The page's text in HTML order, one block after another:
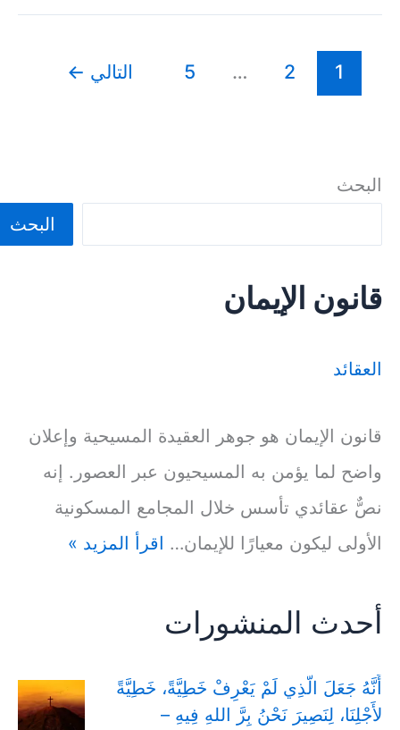
2
…
5 التالي←
البحث
البحث
قانون الإيمان
العقائد
قانون الإيمان هو جوهر العقيدة المسيحية وإعلان
واضح لما يؤمن به المسيحيون عبر العصور. إنه
نصٌّ عقائدي تأسس خلال المجامع المسكونية
الأولى ليكون معيارًا للإيمان…اقرأ المزيد »
أحدث المنشورات
أَنَّهُ جَعَلَ الَّذِي لَمْ يَعْرِفْ خَطِيَّةً، خَطِيَّةً
لأَجْلِنَا، لِنَصِيرَ نَحْنُ بِرَّ اللهِ فِيهِ –